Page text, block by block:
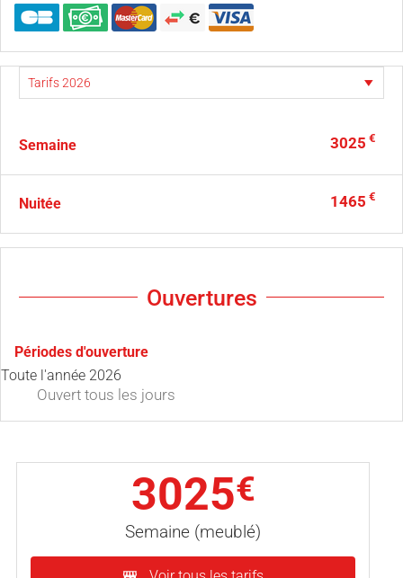
Semaine 3025 €
Nuitée 1465 €
Ouvertures
Périodes d'ouverture
Toute l'année 2026
Ouvert tous les jours
3025€
Semaine (meublé)